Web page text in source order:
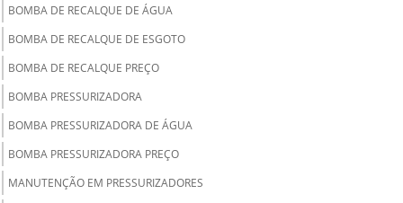
BOMBA DE RECALQUE DE ÁGUA
BOMBA DE RECALQUE DE ESGOTO
BOMBA DE RECALQUE PREÇO
BOMBA PRESSURIZADORA
BOMBA PRESSURIZADORA DE ÁGUA
BOMBA PRESSURIZADORA PREÇO
MANUTENÇÃO EM PRESSURIZADORES